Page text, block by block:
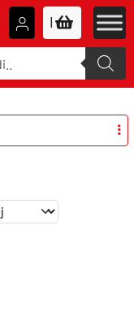
|